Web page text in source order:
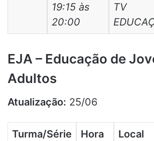
19:15 às
20:00
TV
EJA – Educação de
Adultos
Atualização: 25/06
Turma/Série Hora Local